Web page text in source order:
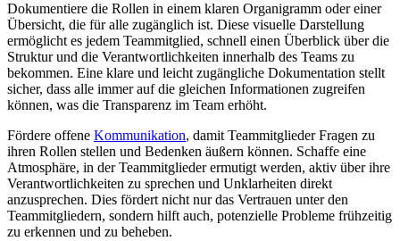
Dokumentiere die Rollen in einem klaren Organigramm oder einer
Übersicht, die für alle zugänglich ist. Diese visuelle Darstellung
ermöglicht es jedem Teammitglied, schnell einen Überblick über die
Struktur und die Verantwortlichkeiten innerhalb des Teams zu
bekommen. Eine klare und leicht zugängliche Dokumentation stellt
sicher, dass alle immer auf die gleichen Informationen zugreifen
können, was die Transparenz im Team erhöht.
Fördere offene Kommunikation, damit Teammitglieder Fragen zu
ihren Rollen stellen und Bedenken äußern können. Schaffe eine
Atmosphäre, in der Teammitglieder ermutigt werden, aktiv über ihre
Verantwortlichkeiten zu sprechen und Unklarheiten direkt
anzusprechen. Dies fördert nicht nur das Vertrauen unter den
Teammitgliedern, sondern hilft auch, potenzielle Probleme frühzeitig
zu erkennen und zu beheben.